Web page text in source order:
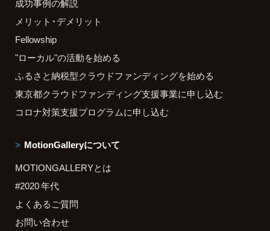
成功事例の解説
メリット・デメリット
Fellowship
"ローカル"の活動を始める
ふるさと納税型クラウドファンディングを始める
東京都クラウドファンディング支援事業に申し込む
コロナ対策支援プログラムに申し込む
MotionGalleryについて
MOTIONGALLERYとは
#2020 年代
よくあるご質問
お問い合わせ